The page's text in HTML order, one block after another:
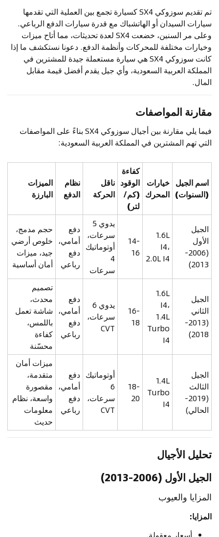
تم تقديم سوزوكي SX4 كسيارة تجمع بين العملية التي تقدمها
سيارات السيدان أو الهاتشباك مع قدرة سيارات الدفع الرباعي.
وعلى مر السنين، خضعت SX4 لعدة تحديثات، مما أتاح ميزات
وخيارات مختلفة للمحركات وأنظمة الدفع. دعونا نستكشف ما إذا
كانت سوزوكي SX4 هي سيارة مستعملة جيدة للمشترين في
المملكة العربية السعودية، وأي جيل يقدم أفضل قيمة مقابل
المال.
مقارنة المواصفات
فيما يلي مقارنة بين أجيال سوزوكي SX4 بناءً على المواصفات
التي تهم المشترين في المملكة العربية السعودية:
اسم الجيل
(السنوات)
خيارات
المحرك
كفاءة
الوقود
(كم/
لتر)
ناقل
الحركة
نظام
الدفع
الميزات
البارزة
الجيل
الأول
(2006-
2013)
1.6L
I4،
2.0L I4
14-
16
يدوي 5
سرعات،
أوتوماتيك
4
سرعات
دفع
أمامي،
دفع
رباعي
حجم مدمج،
خلوص أرضي
جيد، ميزات
أمان أساسية
الجيل
الثاني
(2013-
2018)
1.6L
I4،
1.4L
Turbo
I4
16-
18
يدوي 6
سرعات،
CVT
دفع
أمامي،
دفع
رباعي
تصميم
محدث،
شاشة تعمل
باللمس،
كفاءة
محسّنة
الجيل
الثالث
(2019-
الحالي)
1.4L
Turbo
I4
18-
20
أوتوماتيك
6
سرعات،
CVT
دفع
أمامي،
دفع
رباعي
ميزات أمان
متقدمة،
مقصورة
واسعة، نظام
معلومات
حديث
تحليل الأجيال
الجيل الأول (2006-2013)
المزايا والعيوب
المزايا: